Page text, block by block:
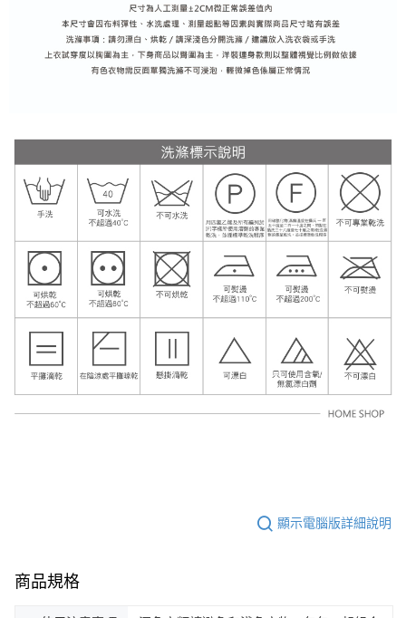
顯示電腦版詳細說明
商品規格